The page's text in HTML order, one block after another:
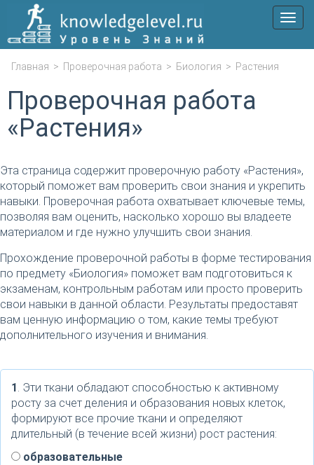
Меню
Главная > Проверочная работа > Биология > Растения
Проверочная работа
«Растения»
Эта страница содержит проверочную работу «Растения»,
который поможет вам проверить свои знания и укрепить
навыки. Проверочная работа охватывает ключевые темы,
позволяя вам оценить, насколько хорошо вы владеете
материалом и где нужно улучшить свои знания.
Прохождение проверочной работы в форме тестирования
по предмету «Биология» поможет вам подготовиться к
экзаменам, контрольным работам или просто проверить
свои навыки в данной области. Результаты предоставят
вам ценную информацию о том, какие темы требуют
дополнительного изучения и внимания.
1. Эти ткани обладают способностью к активному
росту за счет деления и образования новых клеток,
формируют все прочие ткани и определяют
длительный (в течение всей жизни) рост растения:
образовательные